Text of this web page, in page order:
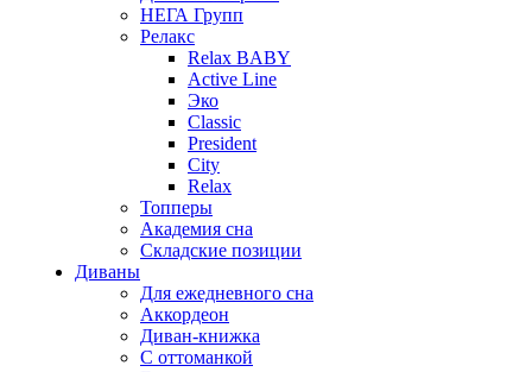
НЕГА Групп
Релакс
Relax BABY
Active Line
Эко
Classic
President
City
Relax
Топперы
Академия сна
Складские позиции
Диваны
Для ежедневного сна
Аккордеон
Диван-книжка
С оттоманкой